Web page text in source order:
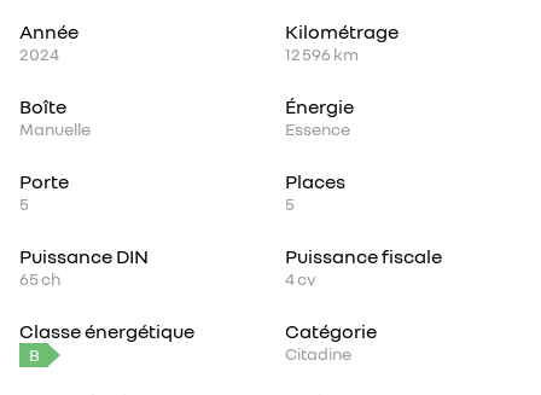
Année
2024
Kilométrage
12 596 km
Boîte
Manuelle
Énergie
Essence
Porte
5
Places
5
Puissance DIN
65ch
Puissance fiscale
4cv
Classe énergétique
B
Catégorie
Citadine